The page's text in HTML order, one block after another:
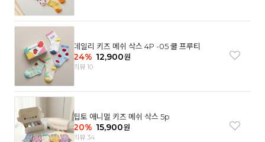
데일리 키즈 메쉬 삭스 4P -05 쿨 프루티
24% 12,900원
리뷰 10
팁토 애니멀 키즈 메쉬 삭스 5p
20% 15,900원
리뷰 34